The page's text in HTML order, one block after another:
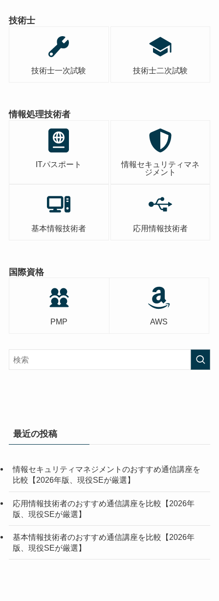
技術士
技術士一次試験 技術士二次試験
情報処理技術者
ITパスポート
情報セキュリティマネ
ジメント
基本情報技術者 応用情報技術者
国際資格
PMP AWS
最近の投稿
情報セキュリティマネジメントのおすすめ通信講座を
比較【2026年版、現役SEが厳選】
応用情報技術者のおすすめ通信講座を比較【2026年
版、現役SEが厳選】
基本情報技術者のおすすめ通信講座を比較【2026年
版、現役SEが厳選】